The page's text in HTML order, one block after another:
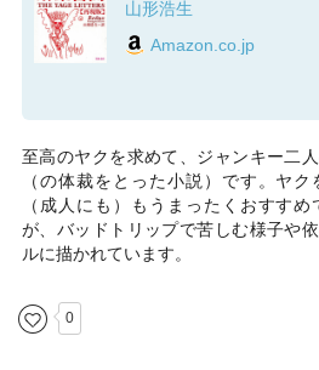
山形浩生
Amazon.co.jp
至高のヤクを求めて、ジャンキー二
（の体裁をとった小説）です。ヤ
（成人にも）もうまったくおすす
が、バッドトリップで苦しむ様子や
ルに描かれています。
0